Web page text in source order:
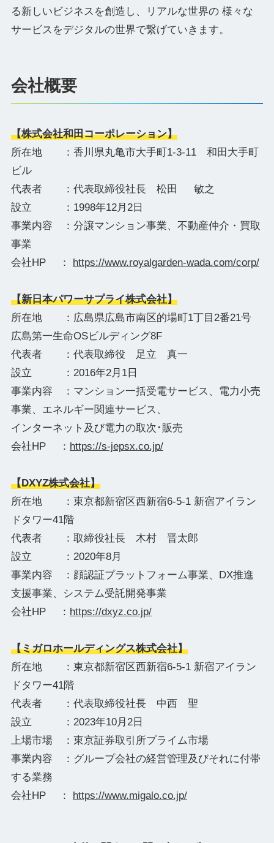
る新しいビジネスを創造し、リアルな世界の 様々な
サービスをデジタルの世界で繋げていきます。
会社概要
【株式会社和田コーポレーション】
所在地 ：香川県丸亀市大手町1-3-11 和田大手町
ビル
代表者 ：代表取締役社長 松田 敏之
設立 ：1998年12月2日
事業内容 ：分譲マンション事業、不動産仲介・買取
事業
会社HP ： https://www.royalgarden-wada.com/corp/
【新日本パワーサプライ株式会社】
所在地 ：広島県広島市南区的場町1丁目2番21号
広島第一生命OSビルディング8F
代表者 ：代表取締役 足立 真一
設立 ：2016年2月1日
事業内容 ：マンション一括受電サービス、電力小売
事業、エネルギー関連サービス、
インターネット及び電力の取次･販売
会社HP ： https://s-jepsx.co.jp/
【DXYZ株式会社】
所在地 ：東京都新宿区西新宿6-5-1 新宿アイラン
ドタワー41階
代表者 ：取締役社長 木村 晋太郎
設立 ：2020年8月
事業内容 ：顔認証プラットフォーム事業、DX推進
支援事業、システム受託開発事業
会社HP ： https://dxyz.co.jp/
【ミガロホールディングス株式会社】
所在地 ：東京都新宿区西新宿6-5-1 新宿アイラン
ドタワー41階
代表者 ：代表取締役社長 中西 聖
設立 ：2023年10月2日
上場市場 ：東京証券取引所プライム市場
事業内容 ：グループ会社の経営管理及びそれに付帯
する業務
会社HP ： https://www.migalo.co.jp/